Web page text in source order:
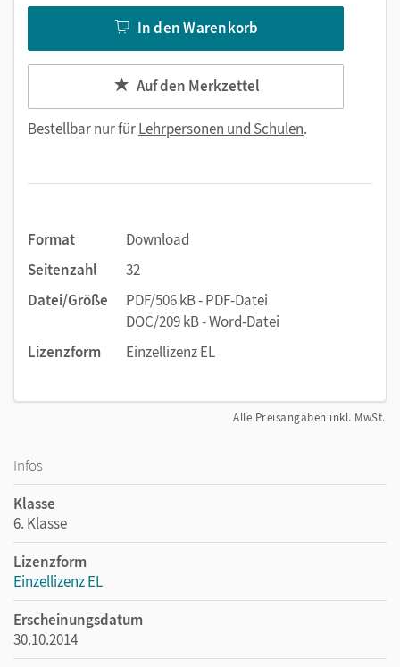
In den Warenkorb
Auf den Merkzettel
Bestellbar nur fürLehrpersonen und Schulen.
Format
Download
Seitenzahl
32
Datei/Größe
PDF/506 kB - PDF-Datei
DOC/209 kB - Word-Datei
Lizenzform
Einzellizenz EL
Alle Preisangaben inkl. MwSt.
Infos
Klasse
6. Klasse
Lizenzform
Einzellizenz EL
Erscheinungsdatum
30.10.2014